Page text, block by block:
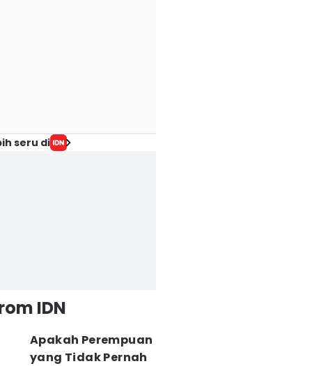
seru di
IDN
Apakah Perempuan
yang Tidak Pernah